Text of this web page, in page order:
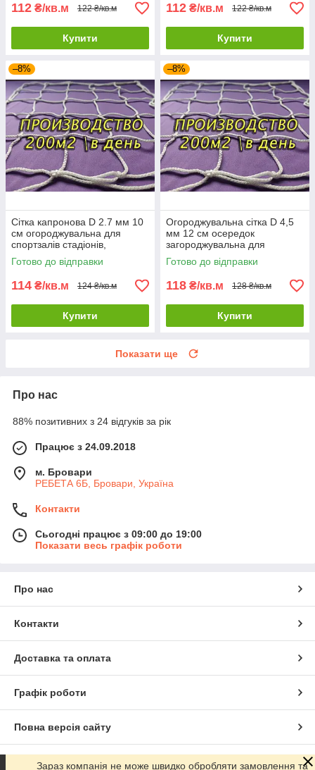
112 ₴/кв.м 122 ₴/кв.м
Купити
112 ₴/кв.м 122 ₴/кв.м
Купити
–8%
Сітка капронова D 2.7 мм 10
см огороджувальна для
спортзалів стадіонів,
спортмайданчиків
Готово до відправки
114 ₴/кв.м 124 ₴/кв.м
Купити
–8%
Огороджувальна сітка D 4,5
мм 12 см осередок
загороджувальна для
спортзалів стадіонів,
спортмайданчиків
Готово до відправки
118 ₴/кв.м 128 ₴/кв.м
Купити
Показати ще
Про нас
88% позитивних з 24 відгуків за рік
Працює з 24.09.2018
м. Бровари
РЕБЕТА 6Б, Бровари, Україна
Контакти
Сьогодні працює з 09:00 до 19:00
Показати весь графік роботи
Про нас
Контакти
Доставка та оплата
Графік роботи
Повна версія сайту
Сайт створено на маркетплейсіProm.ua
Зараз компанія не може швидко обробляти замовлення та